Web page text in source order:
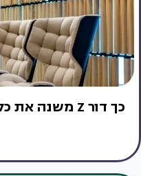
כך דור Z משנה את כללי העיצוב של המשרד